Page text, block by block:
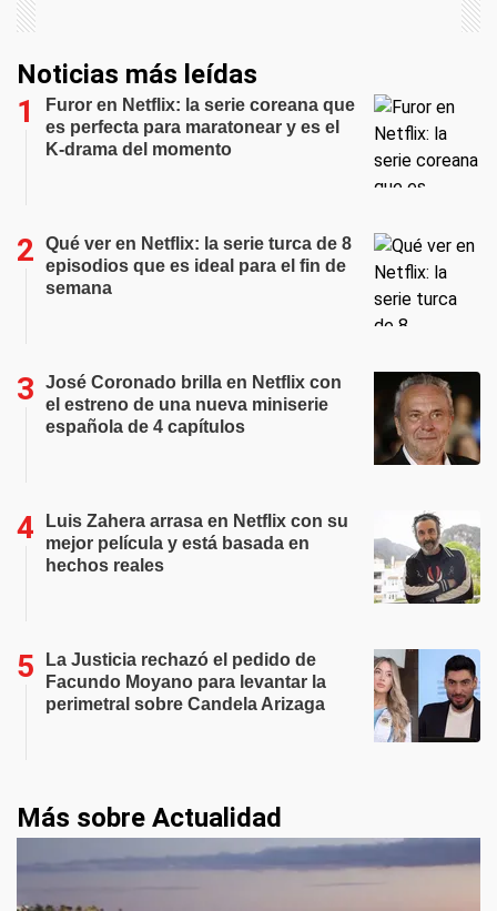
Noticias más leídas
Furor en Netflix: la serie coreana que
es perfecta para maratonear y es el
K-drama del momento
Qué ver en Netflix: la serie turca de 8
episodios que es ideal para el fin de
semana
José Coronado brilla en Netflix con
el estreno de una nueva miniserie
española de 4 capítulos
Luis Zahera arrasa en Netflix con su
mejor película y está basada en
hechos reales
La Justicia rechazó el pedido de
Facundo Moyano para levantar la
perimetral sobre Candela Arizaga
Más sobre Actualidad